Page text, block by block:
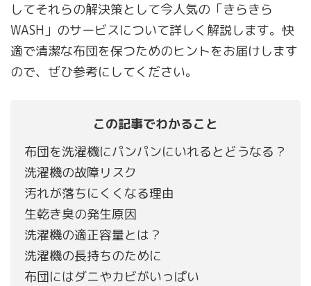
してそれらの解決策として今人気の「きらきら
WASH」のサービスについて詳しく解説します。快
適で清潔な布団を保つためのヒントをお届けします
ので、ぜひ参考にしてください。
この記事でわかること
布団を洗濯機にパンパンにいれるとどうなる？
洗濯機の故障リスク
汚れが落ちにくくなる理由
生乾き臭の発生原因
洗濯機の適正容量とは？
洗濯機の長持ちのために
布団にはダニやカビがいっぱい